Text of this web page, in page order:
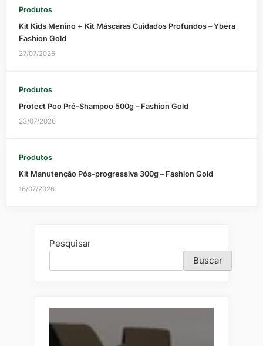
Produtos
Kit Kids Menino + Kit Máscaras Cuidados Profundos – Ybera
Fashion Gold
27/07/2026
Produtos
Protect Poo Pré-Shampoo 500g – Fashion Gold
23/07/2026
Produtos
Kit Manutenção Pós-progressiva 300g – Fashion Gold
16/07/2026
Pesquisar
Buscar